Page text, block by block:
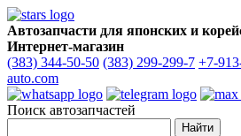
Автозапчасти для японских и
Интернет-магазин
(383) 344-50-50 (383) 299-299-7 +7-
auto.com
Поиск автозапчастей